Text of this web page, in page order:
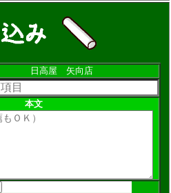
日高屋 矢向店
本文